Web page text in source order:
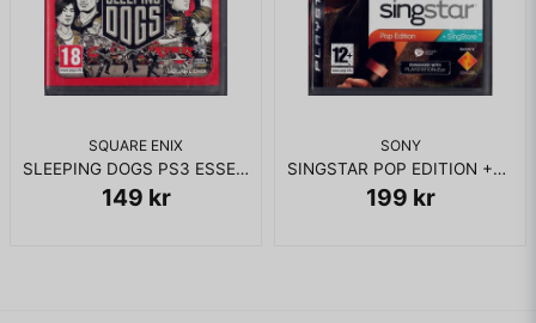
SQUARE ENIX
SLEEPING DOGS PS3 ESSENTIALS
149 kr
SONY
SINGSTAR POP EDITION +SINGSTORE PS3
199 kr